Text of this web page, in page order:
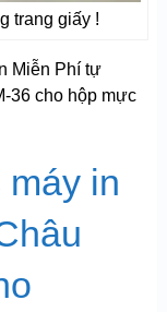
trang giấy !
Miễn Phí tự
36 cho hộp mực
in